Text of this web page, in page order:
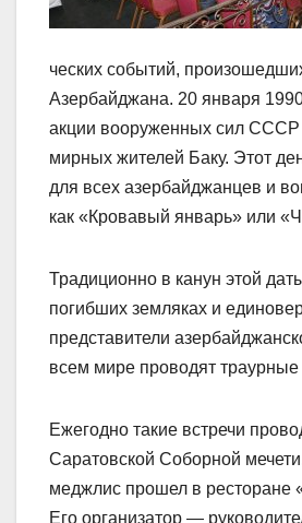
ческих событий,
Азербайджана. 20 января
акции вооруженных сил СССР
мирных жителей Баку. Этот
для всех азербайджанцев и
как «Кровавый январь» или
Традиционно в канун этой
погибших земляках и
представители
всем мире проводят траурные
Ежегодно такие встречи
Саратовской Соборной
меджлис прошел в ресторане
Его организатор —